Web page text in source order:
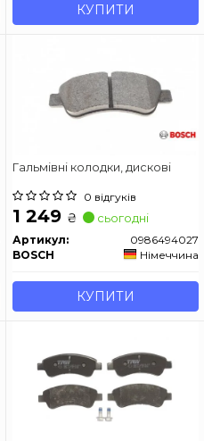
КУПИТИ
Гальмівні колодки, дискові
0 відгуків
1 249 ₴ сьогодні
Артикул:
0986494027
BOSCH
Німеччина
КУПИТИ